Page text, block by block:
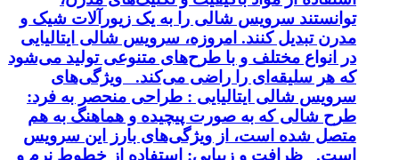
توانستند سرویس شالی را به یک زیورآلات شیک و
مدرن تبدیل کنند. امروزه، سرویس شالی ایتالیایی
در انواع مختلف و با طرح‌های متنوعی تولید می‌شود
که هر سلیقه‌ای را راضی می‌کند. ویژگی‌های
سرویس شالی ایتالیایی : طراحی منحصر به فرد:
طرح شالی که به صورت پیچیده و هماهنگ به هم
متصل شده است، از ویژگی‌های بارز این سرویس
است. ظرافت و زیبایی: استفاده از خطوط نرم و